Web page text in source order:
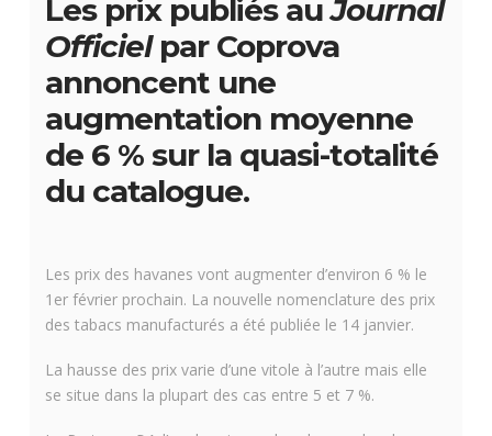
Les prix publiés auJournal
Officielpar Coprova
annoncent une
augmentation moyenne
de 6 % sur la quasi-totalité
du catalogue.
Les prix des havanes vont augmenter d’environ 6 % le
1er février prochain. La nouvelle nomenclature des prix
des tabacs manufacturés a été publiée le 14 janvier.
La hausse des prix varie d’une vitole à l’autre mais elle
se situe dans la plupart des cas entre 5 et 7 %.